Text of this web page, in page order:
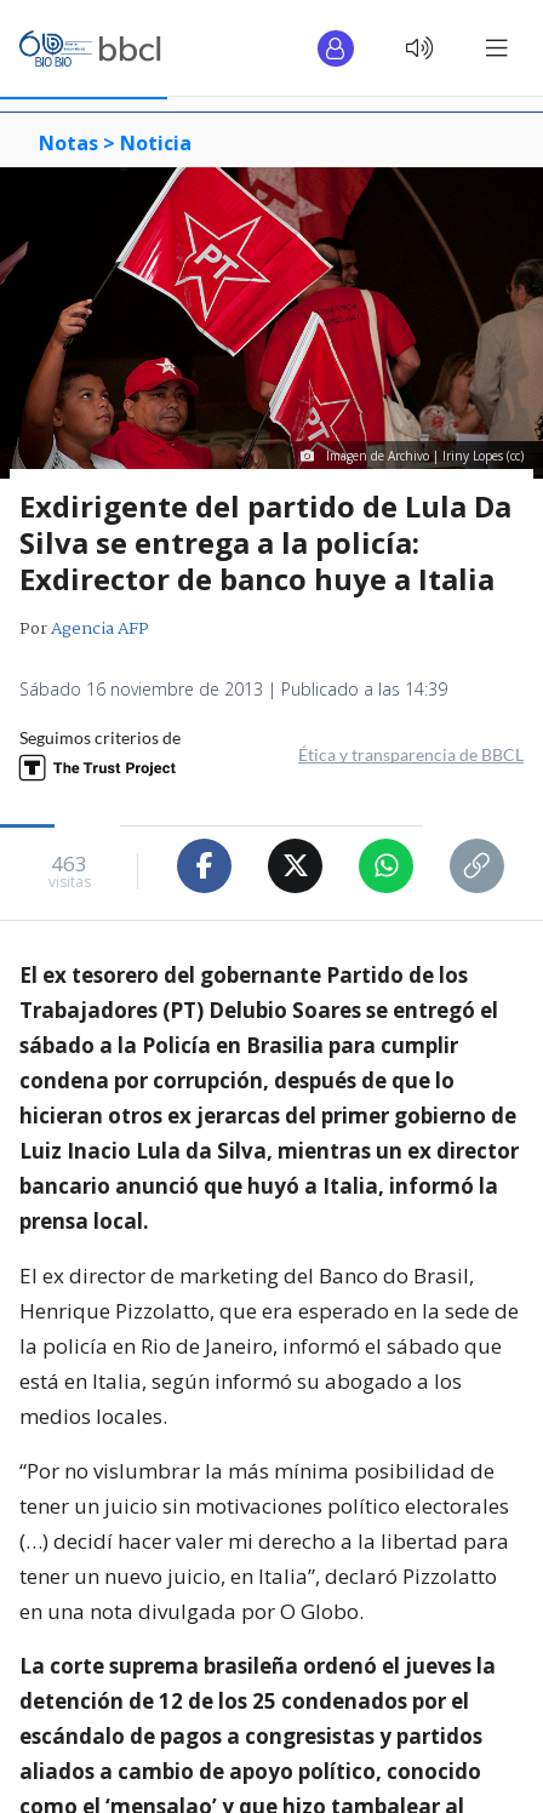
Notas > Noticia
Imagen de Archivo | Iriny Lopes (cc)
Exdirigente del partido de Lula Da
Silva se entrega a la policía:
Exdirector de banco huye a Italia
PorAgencia AFP
Sábado 16 noviembre de 2013 | Publicado a las 14:39
Seguimos criterios de
Ética y transparencia de BBCL
463
visitas
El ex tesorero del gobernante Partido de los
Trabajadores (PT) Delubio Soares se entregó el
sábado a la Policía en Brasilia para cumplir
condena por corrupción, después de que lo
hicieran otros ex jerarcas del primer gobierno de
Luiz Inacio Lula da Silva, mientras un ex director
bancario anunció que huyó a Italia, informó la
prensa local.
El ex director de marketing del Banco do Brasil,
Henrique Pizzolatto, que era esperado en la sede de
la policía en Rio de Janeiro, informó el sábado que
está en Italia, según informó su abogado a los
medios locales.
“Por no vislumbrar la más mínima posibilidad de
tener un juicio sin motivaciones político electorales
(…) decidí hacer valer mi derecho a la libertad para
tener un nuevo juicio, en Italia”, declaró Pizzolatto
en una nota divulgada por O Globo.
La corte suprema brasileña ordenó el jueves la
detención de 12 de los 25 condenados por el
escándalo de pagos a congresistas y partidos
aliados a cambio de apoyo político, conocido
como el ‘mensalao’ y que hizo tambalear al